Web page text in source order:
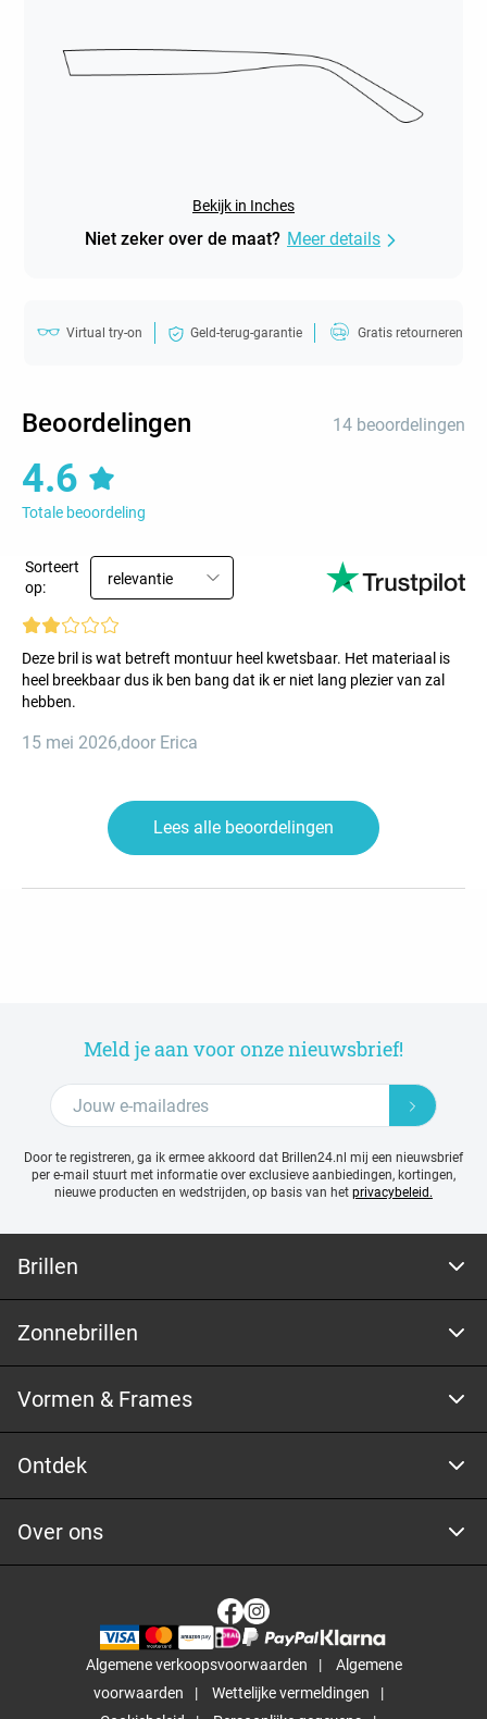
Bekijk in Inches
Niet zeker over de maat? Meer details
Virtual try-on Geld-terug-garantie Gratis retourneren
Beoordelingen 14 beoordelingen
4.6
Totale beoordeling
Sorteert
op:
relevantie
Deze bril is wat betreft montuur heel kwetsbaar. Het materiaal is
heel breekbaar dus ik ben bang dat ik er niet lang plezier van zal
hebben.
15 mei 2026,door Erica
Lees alle beoordelingen
Meld je aan voor onze nieuwsbrief!
Door te registreren, ga ik ermee akkoord dat Brillen24.nl mij een nieuwsbrief
per e-mail stuurt met informatie over exclusieve aanbiedingen, kortingen,
nieuwe producten en wedstrijden, op basis van het privacybeleid.
Brillen
Zonnebrillen
Vormen & Frames
Ontdek
Over ons
Algemene verkoopsvoorwaarden
Algemene
voorwaarden
Wettelijke vermeldingen